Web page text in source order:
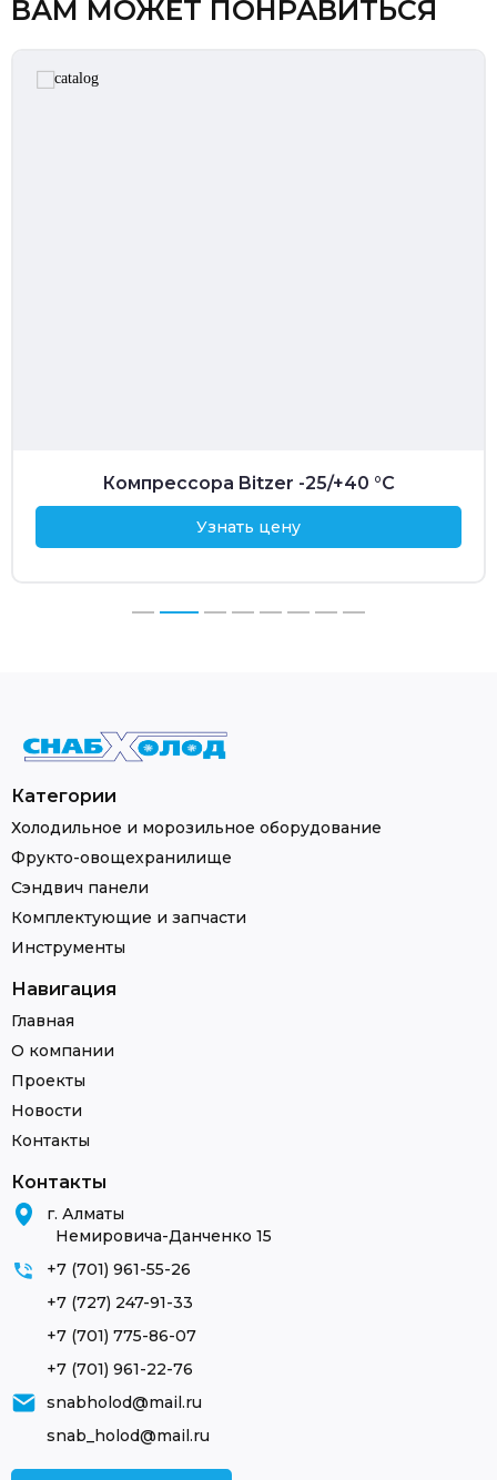
ВАМ МОЖЕТ ПОНРАВИТЬСЯ
Компрессора Bitzer -25/+40 °C
Узнать цену
Категории
Холодильное и морозильное оборудование
Фрукто-овощехранилище
Сэндвич панели
Комплектующие и запчасти
Инструменты
Навигация
Главная
О компании
Проекты
Новости
Контакты
Контакты
г. Алматы
Немировича-Данченко 15
+7 (701) 961-55-26
+7 (727) 247-91-33
+7 (701) 775-86-07
+7 (701) 961-22-76
snabholod@mail.ru
snab_holod@mail.ru